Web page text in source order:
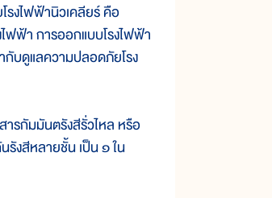
ไฟฟ้านิวเคลียร์ คือ
ฟ้า การออกแบบโรงไฟฟ้า
กับดูแลความปลอดภัยโรง
กัมมันตรังสีรั่วไหล หรือ
รังสีหลายชั้น เป็น ๑ ใน